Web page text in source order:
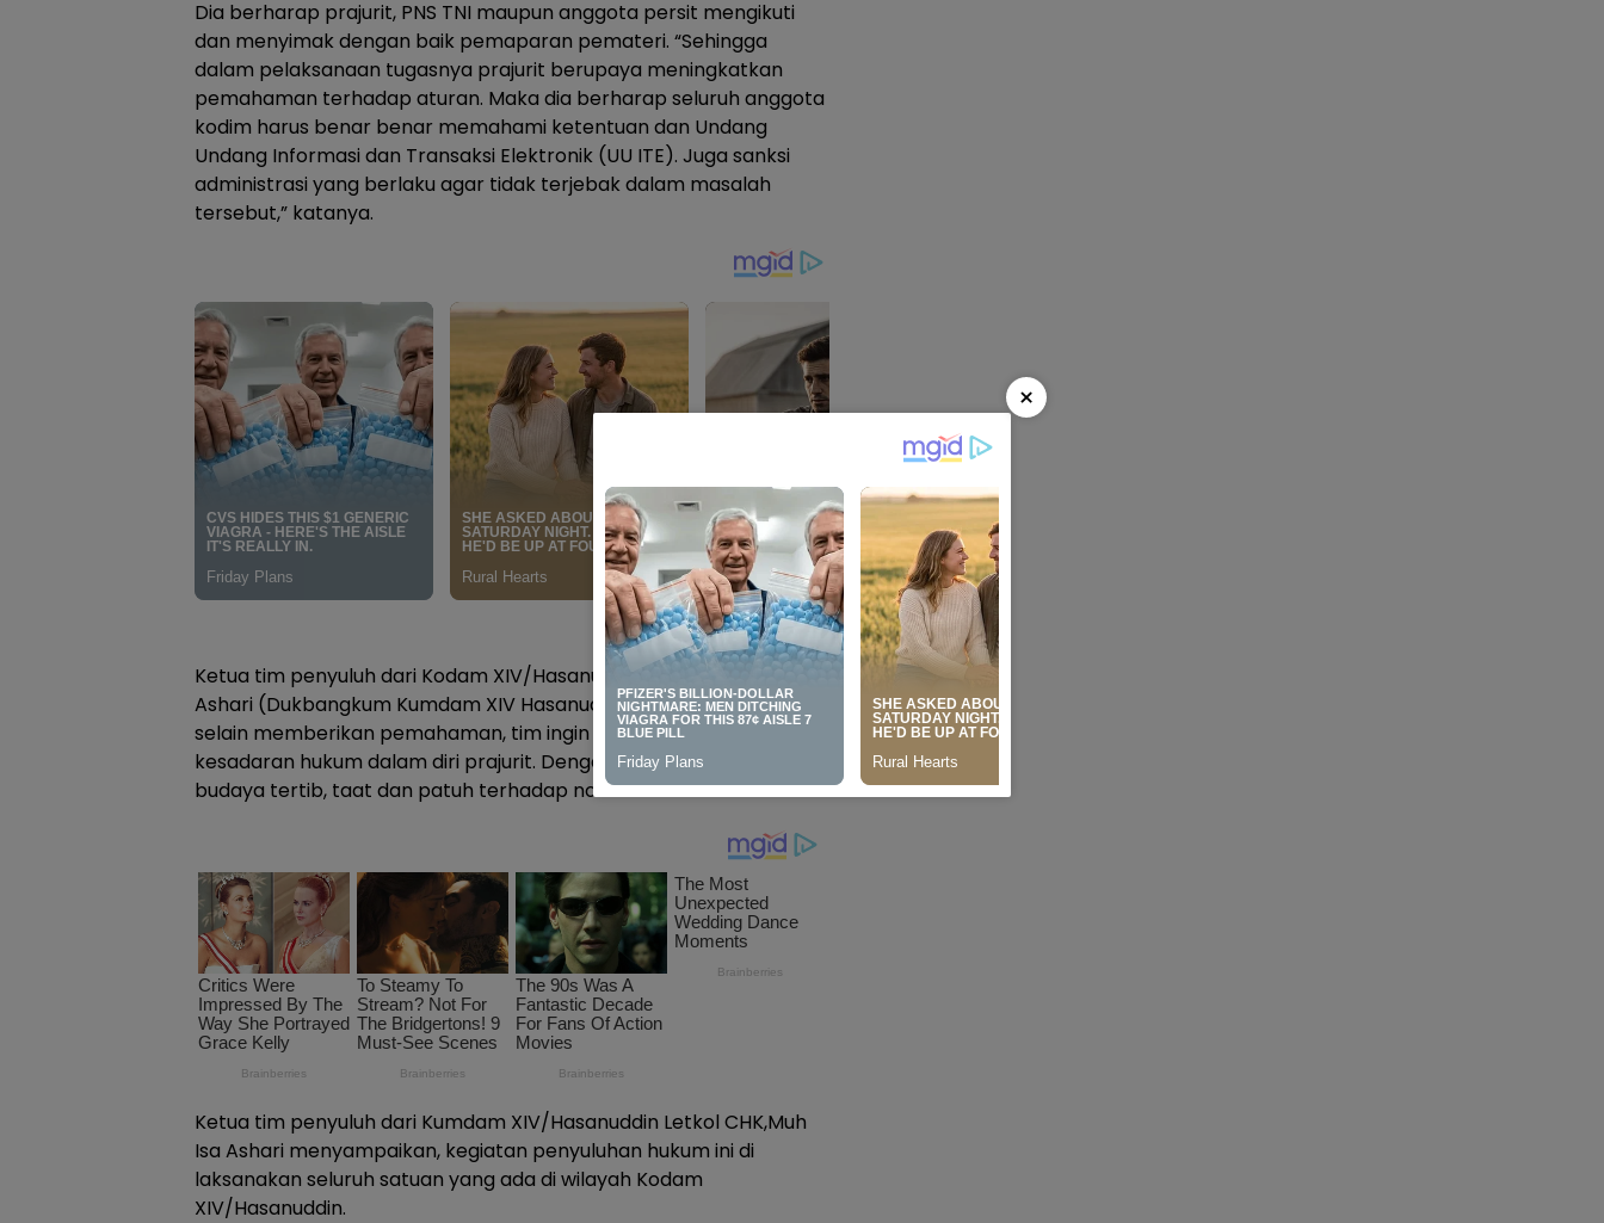
Dia berharap prajurit, PNS TNI maupun anggota persit mengikuti
dan menyimak dengan baik pemaparan pemateri. “Sehingga
dalam pelaksanaan tugasnya prajurit berupaya meningkatkan
pemahaman terhadap aturan. Maka dia berharap seluruh anggota
kodim harus benar benar memahami ketentuan dan Undang
Undang Informasi dan Transaksi Elektronik (UU ITE). Juga sanksi
administrasi yang berlaku agar tidak terjebak dalam masalah
tersebut,” katanya.
Ketua tim penyuluh dari Kodam XIV/Hasanuddin Letkol CHK Muh Isa
Ashari (Dukbangkum Kumdam XIV Hasanuddin) mengungkapkan,
selain memberikan pemahaman, tim ingin menumbuhkan
kesadaran hukum dalam diri prajurit. Dengan harapan tercipta
budaya tertib, taat dan patuh terhadap norma hukum.
Ketua tim penyuluh dari Kumdam XIV/Hasanuddin Letkol CHK,Muh
Isa Ashari menyampaikan, kegiatan penyuluhan hukum ini di
laksanakan seluruh satuan yang ada di wilayah Kodam
XIV/Hasanuddin.
×